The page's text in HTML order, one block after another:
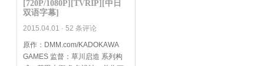
[720P/1080P][TVRIP][中日
双语字幕]
2015.04.01 · 52 条评论
原作：DMM.com/KADOKAWA
GAMES 监督：草川启造 系列构